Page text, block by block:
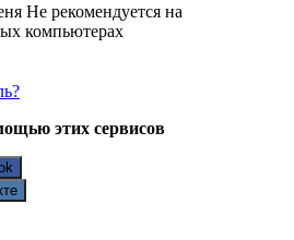
Не рекомендуется на
компьютерах
этих сервисов